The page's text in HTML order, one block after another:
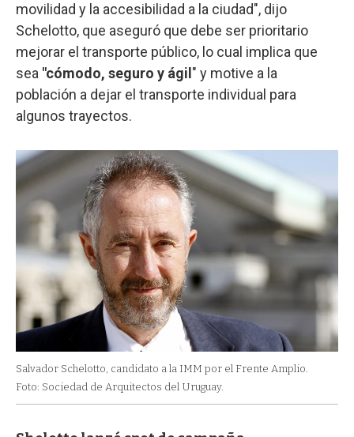
movilidad y la accesibilidad a la ciudad", dijo
Schelotto, que aseguró que debe ser prioritario
mejorar el transporte público, lo cual implica que
sea "cómodo, seguro y ágil " y motive a la
población a dejar el transporte individual para
algunos trayectos.
Salvador Schelotto, candidato a la IMM por el Frente Amplio.
Foto: Sociedad de Arquitectos del Uruguay.